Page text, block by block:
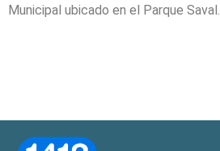
Municipal ubicado en el Parque Saval.